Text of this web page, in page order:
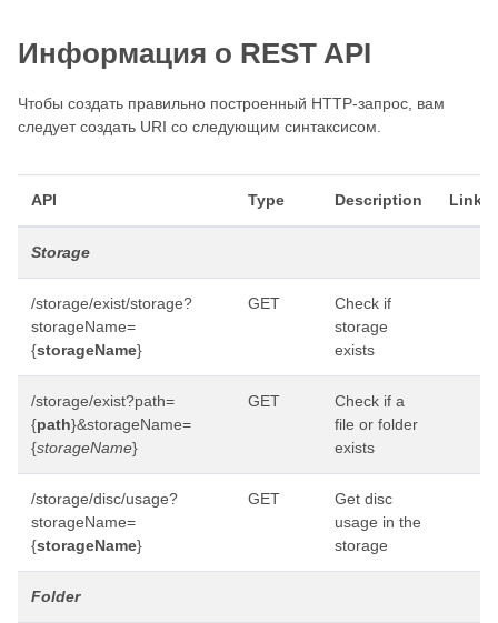
Информация о REST API
Чтобы создать правильно построенный HTTP-запрос, вам
следует создать URI со следующим синтаксисом.
API Type Description Link**
Storage
/storage/exist/storage?
storageName=
{storageName}
GET
Check if
storage
exists
/storage/exist?path=
{path}&storageName=
{storageName}
GET
Check if a
file or folder
exists
/storage/disc/usage?
storageName=
{storageName}
GET
Get disc
usage in the
storage
Folder